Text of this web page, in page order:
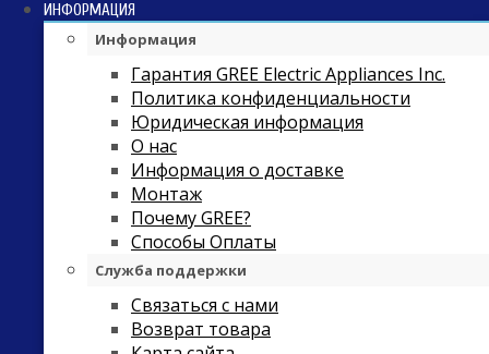
ИНФОРМАЦИЯ
Информация
Гарантия GREE Electric Appliances Inc.
Политика конфиденциальности
Юридическая информация
О нас
Информация о доставке
Монтаж
Почему GREE?
Способы Оплаты
Служба поддержки
Связаться с нами
Возврат товара